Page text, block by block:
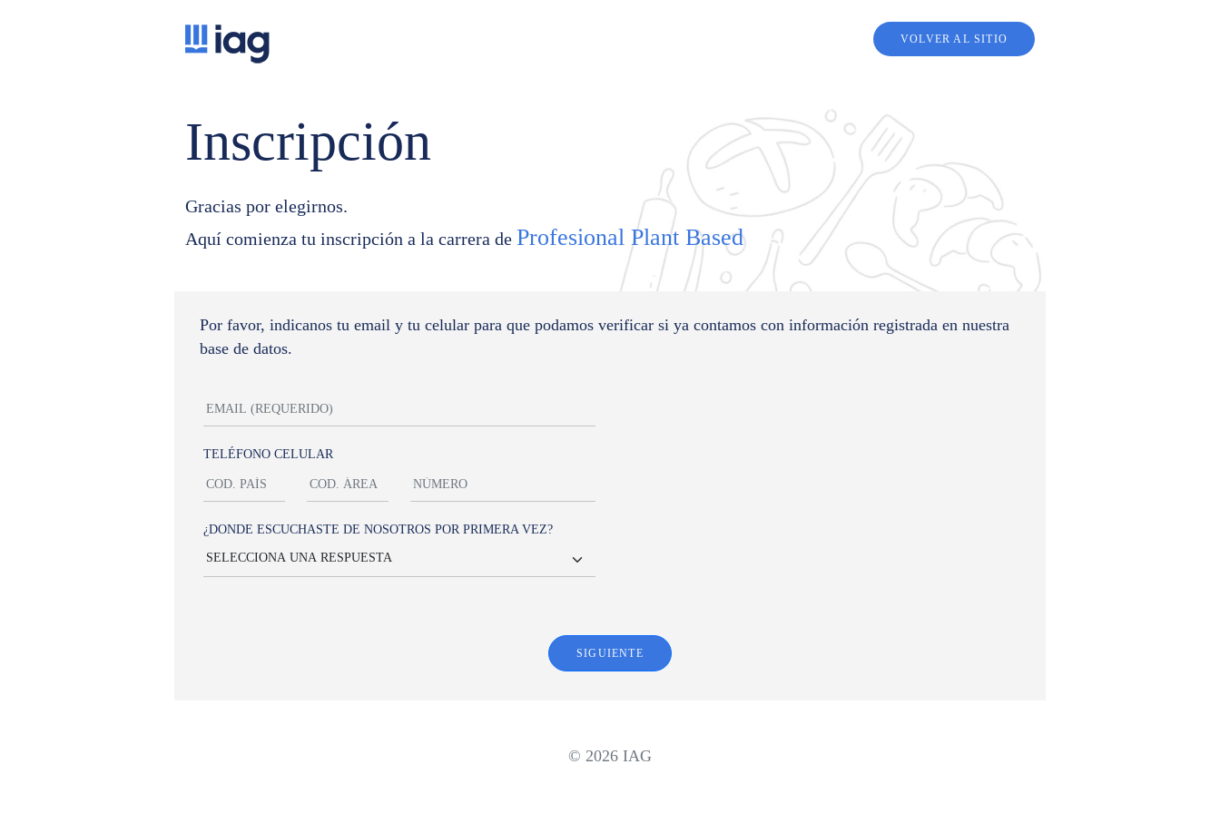
VOLVER AL SITIO
Inscripción
Gracias por elegirnos.
Aquí comienza tu inscripción a la carrera de Profesional Plant Based
Por favor, indicanos tu email y tu celular para que podamos verificar si ya contamos con información registrada en nuestra
base de datos.
TELÉFONO CELULAR
¿DONDE ESCUCHASTE DE NOSOTROS POR PRIMERA VEZ?
SIGUIENTE
© 2026 IAG